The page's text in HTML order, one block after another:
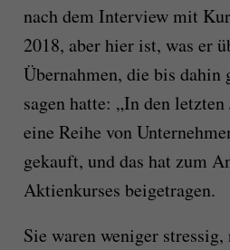
nach dem Interview mit
2018, aber hier ist, was er
Übernahmen, die bis dahin
sagen hatte: „In den
eine Reihe von
gekauft, und das hat zum
Aktienkurses beigetragen.
Sie waren weniger